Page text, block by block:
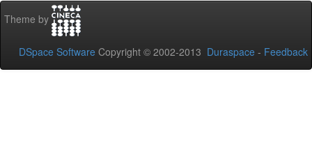
Theme by
DSpace Software Copyright © 2002-2013 Duraspace - Feedback